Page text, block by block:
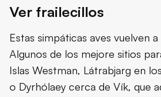
Ver frailecillos
Estas simpáticas aves vuelven
Algunos de los mejore sitios
Islas Westman, Látrabjarg en
o Dyrhólaey cerca de Vík, que